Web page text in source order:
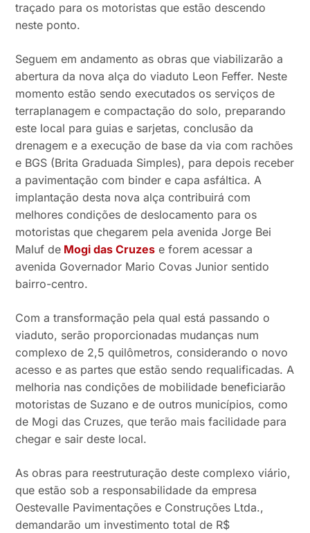
traçado para os motoristas que estão descendo
neste ponto.
Seguem em andamento as obras que viabilizarão a
abertura da nova alça do viaduto Leon Feffer. Neste
momento estão sendo executados os serviços de
terraplanagem e compactação do solo, preparando
este local para guias e sarjetas, conclusão da
drenagem e a execução de base da via com rachões
e BGS (Brita Graduada Simples), para depois receber
a pavimentação com binder e capa asfáltica. A
implantação desta nova alça contribuirá com
melhores condições de deslocamento para os
motoristas que chegarem pela avenida Jorge Bei
Maluf de Mogi das Cruzes e forem acessar a
avenida Governador Mario Covas Junior sentido
bairro-centro.
Com a transformação pela qual está passando o
viaduto, serão proporcionadas mudanças num
complexo de 2,5 quilômetros, considerando o novo
acesso e as partes que estão sendo requalificadas. A
melhoria nas condições de mobilidade beneficiarão
motoristas de Suzano e de outros municípios, como
de Mogi das Cruzes, que terão mais facilidade para
chegar e sair deste local.‌
As obras para reestruturação deste complexo viário,
que estão sob a responsabilidade da empresa
Oestevalle Pavimentações e Construções Ltda.,
demandarão um investimento total de R$